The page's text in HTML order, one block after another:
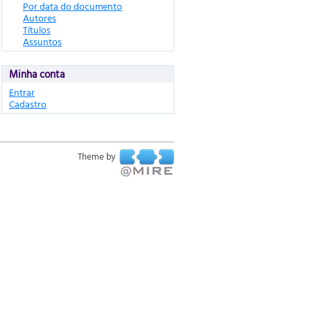
Por data do documento
Autores
Títulos
Assuntos
Minha conta
Entrar
Cadastro
Theme by